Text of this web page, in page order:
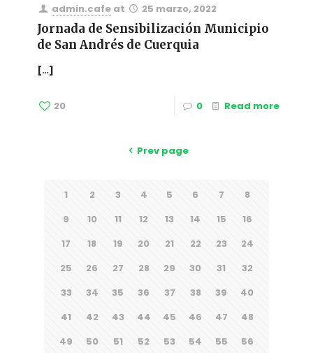
admin.cafe at 25 marzo, 2022
Jornada de Sensibilización Municipio
de San Andrés de Cuerquia
[…]
20 0 Read more
Prev page
1 2 3 4 5 6 7
8
9
10 11 12 13 14 15
16
17
18 19 20 21 22 23
24
25
26 27 28 29 30 31
32
33
34 35 36 37 38 39
40
41
42 43 44 45 46 47
48
49
50 51 52 53 54 55
56